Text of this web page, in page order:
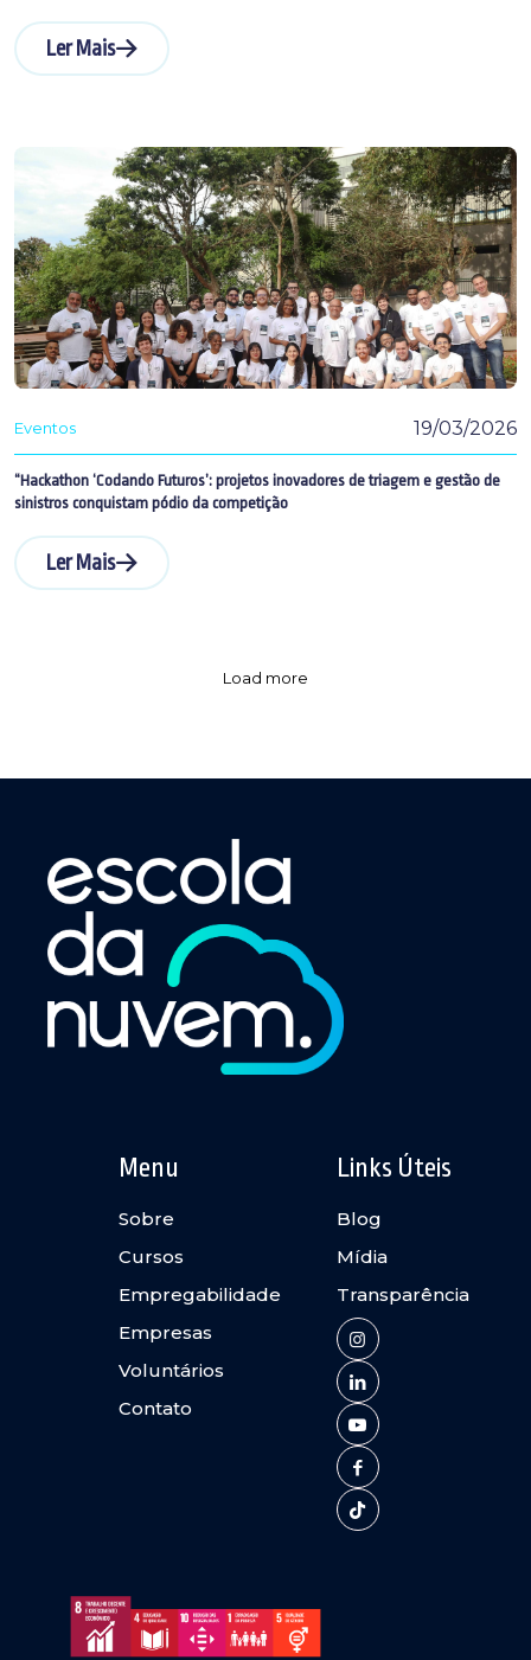
Ler Mais
Eventos 19/03/2026
“Hackathon ‘Codando Futuros’: projetos inovadores de triagem e gestão de
sinistros conquistam pódio da competição
Ler Mais
Load more
Menu
Sobre
Cursos
Empregabilidade
Empresas
Voluntários
Contato
Links Úteis
Blog
Mídia
Transparência